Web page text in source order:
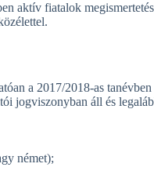
aktív fiatalok
a 2017/2018-as
jogviszonyban áll és
német);